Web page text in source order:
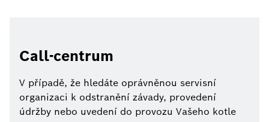
Call-centrum
V případě, že hledáte oprávněnou servisní
organizaci k odstranění závady, provedení
údržby nebo uvedení do provozu Vašeho kotle